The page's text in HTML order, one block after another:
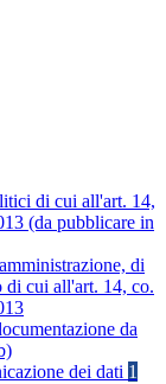
di cui all'art. 14,
(da pubblicare in
di
di cui all'art. 14, co.
da
dei dati 1